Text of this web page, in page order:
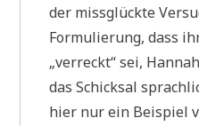
der missglückte
Formulierung, dass
„verreckt“ sei,
das Schicksal
hier nur ein Beispiel